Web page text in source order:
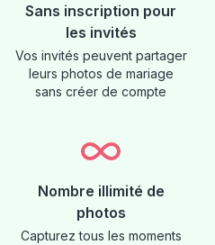
Sans inscription pour
les invités
Vos invités peuvent partager
leurs photos de mariage
sans créer de compte
Nombre illimité de
photos
Capturez tous les moments